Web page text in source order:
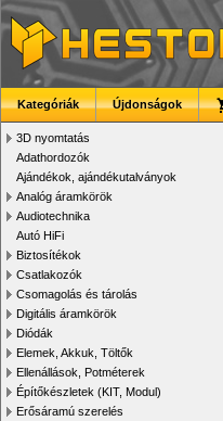
Kategóriák Újdonságok
3D nyomtatás
Adathordozók
Ajándékok, ajándékutalványok
Analóg áramkörök
Audiotechnika
Autó HiFi
Biztosítékok
Csatlakozók
Csomagolás és tárolás
Digitális áramkörök
Diódák
Elemek, Akkuk, Töltők
Ellenállások, Potméterek
Építőkészletek (KIT, Modul)
Erősáramú szerelés